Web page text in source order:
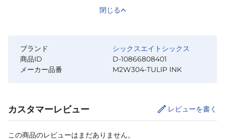
閉じる
ブランド
シックスエイトシックス
商品ID
D-10866808401
メーカー品番
M2W304-TULIP INK
カスタマーレビュー レビューを書く
この商品のレビューはまだありません。